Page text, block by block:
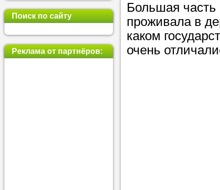
Или найдите
нашей базе
используя
Поиск по сайту
Реклама от партнёров:
Большая часть
проживала в
каком
очень